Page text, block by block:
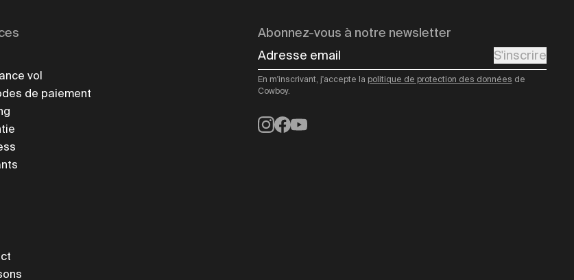
vol
de paiement
Abonnez-vous à notre newsletter
Adresse email
S'inscrire
En m'inscrivant, j'accepte la politique de protection des données de
Cowboy.
Instagram
Facebook
YouTube